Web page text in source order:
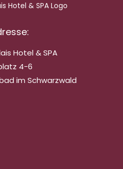
Hotel & SPA
4-6
im Schwarzwald